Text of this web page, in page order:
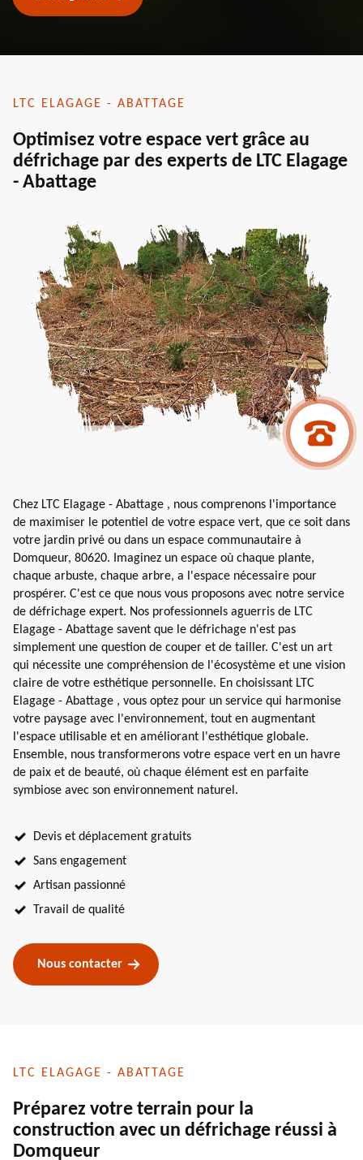
LTC ELAGAGE - ABATTAGE
Optimisez votre espace vert grâce au
défrichage par des experts de LTC Elagage
- Abattage
Chez LTC Elagage - Abattage , nous comprenons l'importance
de maximiser le potentiel de votre espace vert, que ce soit dans
votre jardin privé ou dans un espace communautaire à
Domqueur, 80620. Imaginez un espace où chaque plante,
chaque arbuste, chaque arbre, a l'espace nécessaire pour
prospérer. C'est ce que nous vous proposons avec notre service
de défrichage expert. Nos professionnels aguerris de LTC
Elagage - Abattage savent que le défrichage n'est pas
simplement une question de couper et de tailler. C'est un art
qui nécessite une compréhension de l'écosystème et une vision
claire de votre esthétique personnelle. En choisissant LTC
Elagage - Abattage , vous optez pour un service qui harmonise
votre paysage avec l'environnement, tout en augmentant
l'espace utilisable et en améliorant l'esthétique globale.
Ensemble, nous transformerons votre espace vert en un havre
de paix et de beauté, où chaque élément est en parfaite
symbiose avec son environnement naturel.
Devis et déplacement gratuits
Sans engagement
Artisan passionné
Travail de qualité
Nous contacter
LTC ELAGAGE - ABATTAGE
Préparez votre terrain pour la
construction avec un défrichage réussi à
Domqueur